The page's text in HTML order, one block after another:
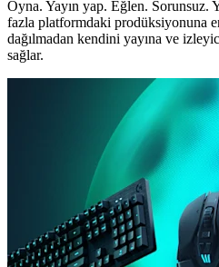
Oyna. Yayın yap. Eğlen. Sorunsuz.
fazla platformdaki prodüksiyonuna
dağılmadan kendini yayına ve
sağlar.